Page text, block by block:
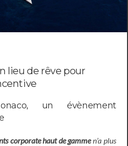
lieu de rêve pour
un évènement
corporate haut de gammen’a plus